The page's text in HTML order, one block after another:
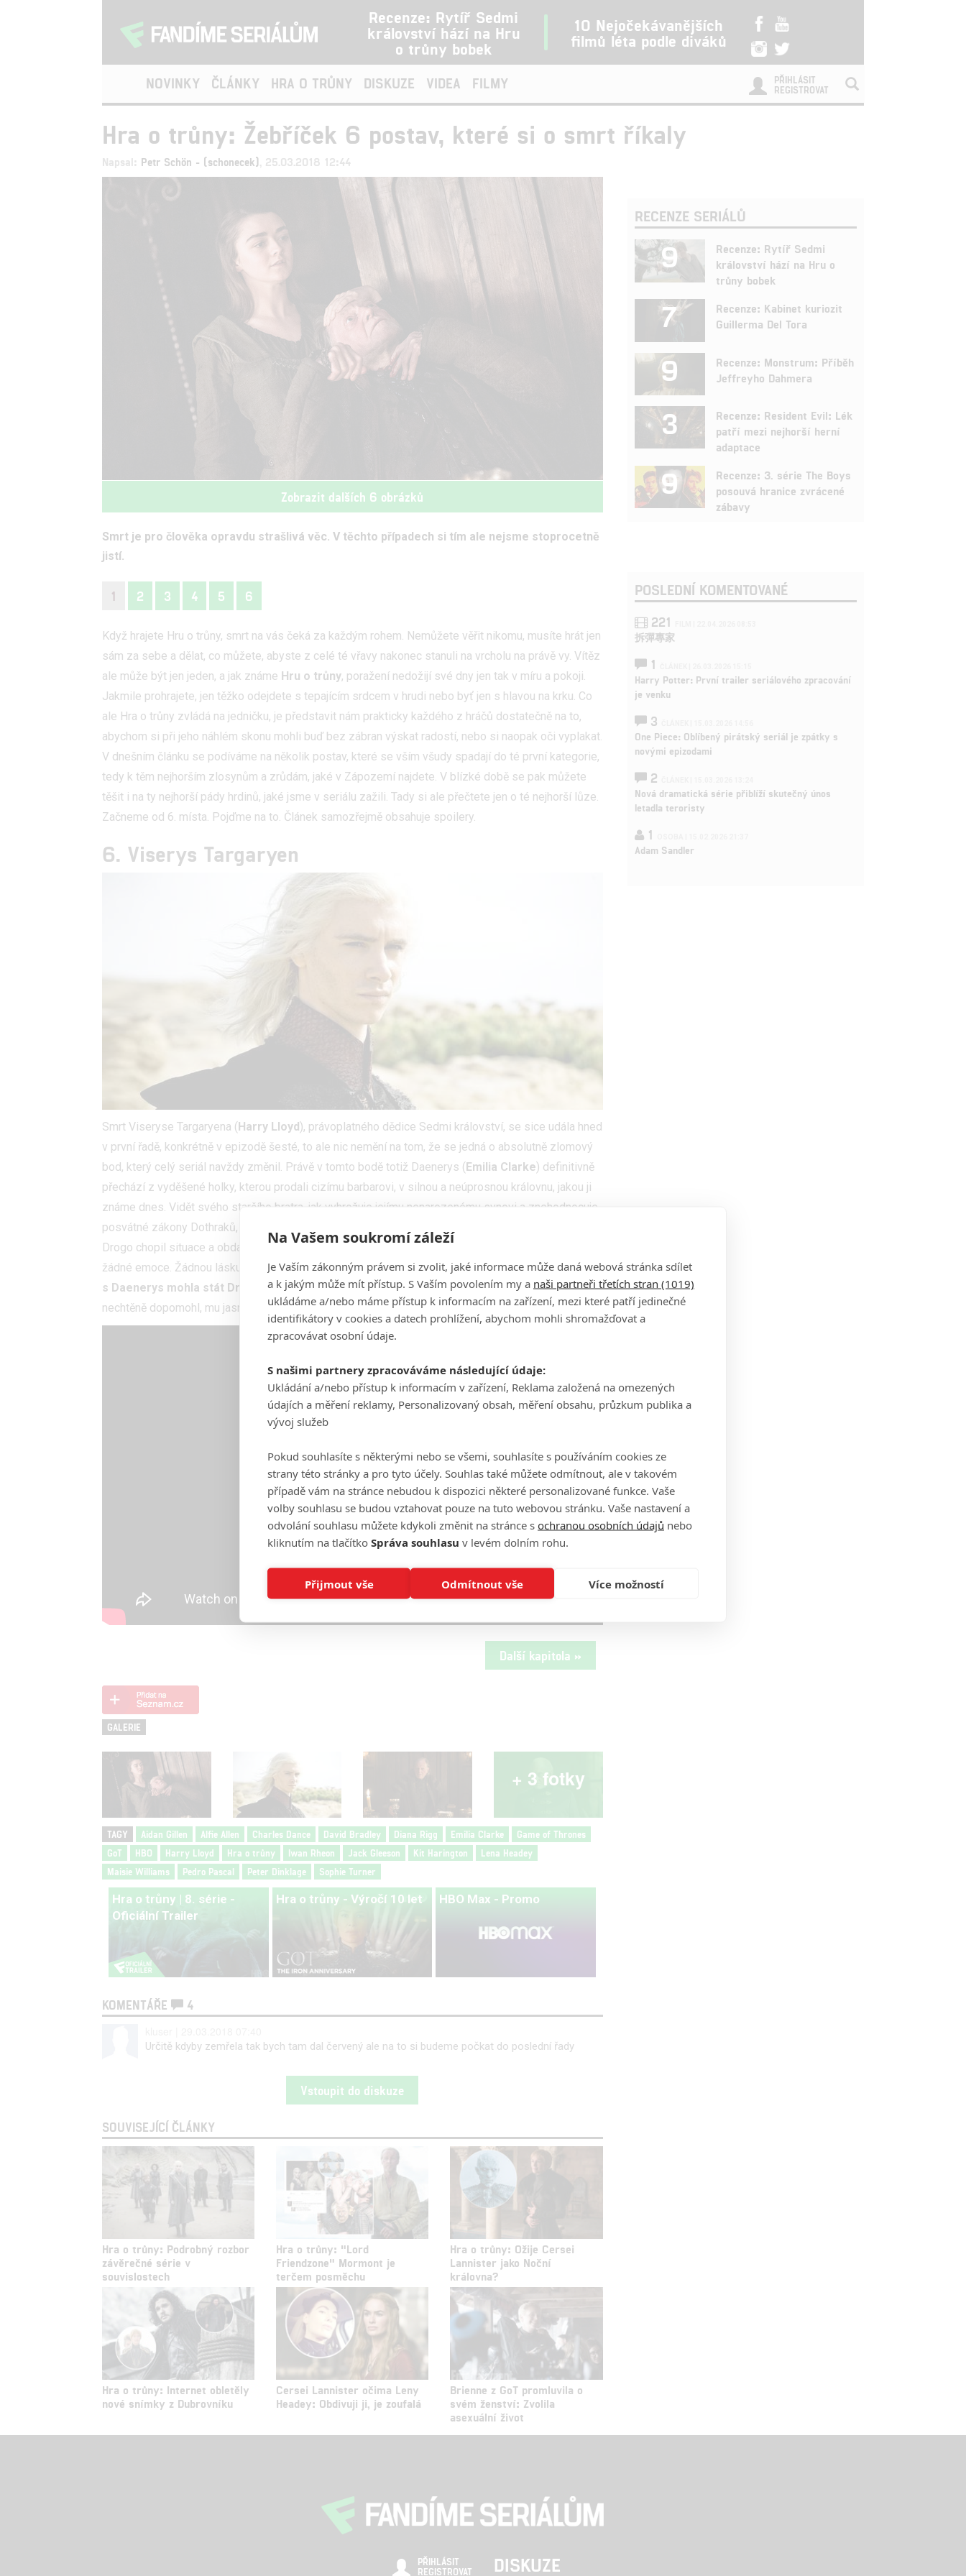
Recenze: Rytíř Sedmi
království hází na Hru
o trůny bobek
10 Nejočekávanějších
filmů léta podle diváků
NOVINKY ČLÁNKY HRA O TRŮNY DISKUZE VIDEA FILMY
PŘIHLÁSIT
REGISTROVAT
Hra o trůny: Žebříček 6 postav, které si o smrt říkaly
Napsal: Petr Schön - (schonecek) , 25.03.2018 12:44
Zobrazit dalších 6 obrázků
Smrt je pro člověka opravdu strašlivá věc. V těchto případech si tím ale nejsme stoprocetně
jistí.
1 2 3 4 5 6
Když hrajete Hru o trůny, smrt na vás čeká za každým rohem. Nemůžete věřit nikomu, musíte hrát jen
sám za sebe a dělat, co můžete, abyste z celé té vřavy nakonec stanuli na vrcholu na právě vy. Vítěz
ale může být jen jeden, a jak známe Hru o trůny, poražení nedožijí své dny jen tak v míru a pokoji.
Jakmile prohrajete, jen těžko odejdete s tepajícím srdcem v hrudi nebo byť jen s hlavou na krku. Co
ale Hra o trůny zvládá na jedničku, je představit nám prakticky každého z hráčů dostatečně na to,
abychom si při jeho náhlém skonu mohli buď bez zábran výskat radostí, nebo si naopak oči vyplakat.
V dnešním článku se podíváme na několik postav, které se vším všudy spadají do té první kategorie,
tedy k těm nejhorším zlosynům a zrůdám, jaké v Zápozemí najdete. V blízké době se pak můžete
těšit i na ty nejhorší pády hrdinů, jaké jsme v seriálu zažili. Tady si ale přečtete jen o té nejhorší lůze.
Začneme od 6. místa. Pojďme na to. Článek samozřejmě obsahuje spoilery.
6. Viserys Targaryen
Smrt Viseryse Targaryena (Harry Lloyd), právoplatného dědice Sedmi království, se sice udála hned
v první řadě, konkrétně v epizodě šesté, to ale nic nemění na tom, že se jedná o absolutně zlomový
bod, který celý seriál navždy změnil. Právě v tomto bodě totiž Daenerys (Emilia Clarke) definitivně
přechází z vyděšené holky, kterou prodali cizímu barbarovi, v silnou a neúprosnou královnu, jakou ji
známe dnes. Vidět svého staršího bratra, jak vyhrožuje jejímu nenarozenému synovi a znehodnocuje
posvátné zákony Dothraků, zbavilo Daenerys veškerých iluzí, a když se následně její manžel Khal
Drogo chopil situace a obdařil Viseryse jeho slíbenou zlatou korunou, necítila už ke svému bratrovi
žádné emoce. Žádnou lásku, žádný strach, nic.Tehdy byly položeny základy k tomu, aby se
s Daenerys mohla stát Dračí královnou. A už jen to, že jí k tomu šílený a krutý Viserys prakticky
nechtěně dopomohl, mu jasně zajistilo šesté místo.
Další kapitola »
GALERIE
+ 3 fotky
TAGY Aidan Gillen Alfie Allen Charles Dance David Bradley Diana Rigg Emilia Clarke
Game of Thrones
GoT
HBO Harry Lloyd Hra o trůny Iwan Rheon Jack Gleeson Kit Harington
Lena Headey
Maisie Williams
Pedro Pascal Peter Dinklage Sophie Turner
Hra o trůny | 8. série -
Oficiální Trailer
Hra o trůny - Výročí 10 let HBO Max - Promo
KOMENTÁŘE
4
Určitě kdyby zemřela tak bych tam dal červený ale na to si budeme počkat do poslední řady
Vstoupit do diskuze
SOUVISEJÍCÍ ČLÁNKY
Hra o trůny: Podrobný rozbor
závěrečné série v
souvislostech
Hra o trůny: "Lord
Friendzone" Mormont je
terčem posměchu
Hra o trůny: Ožije Cersei
Lannister jako Noční
královna?
Hra o trůny: Internet obletěly
nové snímky z Dubrovníku
Cersei Lannister očima Leny
Headey: Obdivuji ji, je zoufalá
Brienne z GoT promluvila o
svém ženství: Zvolila
asexuální život
RECENZE SERIÁLŮ
9
Recenze: Rytíř Sedmi
království hází na Hru o
trůny bobek
7
Recenze: Kabinet kuriozit
Guillerma Del Tora
9
Recenze: Monstrum: Příběh
Jeffreyho Dahmera
3
Recenze: Resident Evil: Lék
patří mezi nejhorší herní
adaptace
9
Recenze: 3. série The Boys
posouvá hranice zvrácené
zábavy
POSLEDNÍ KOMENTOVANÉ
221
拆彈專家
1
Harry Potter: První trailer seriálového zpracování
je venku
3
One Piece: Oblíbený pirátský seriál je zpátky s
novými epizodami
2
Nová dramatická série přiblíží skutečný únos
letadla teroristy
1
Adam Sandler
PŘIHLÁSIT
REGISTROVAT
DISKUZE
Na Vašem soukromí záleží
Je Vaším zákonným právem si zvolit, jaké informace může daná webová stránka sdílet
a k jakým může mít přístup. S Vaším povolením my a naši partneři třetích stran (1019)
ukládáme a/nebo máme přístup k informacím na zařízení, mezi které patří jedinečné
identifikátory v cookies a datech prohlížení, abychom mohli shromažďovat a
zpracovávat osobní údaje.
S našimi partnery zpracováváme následující údaje:
Ukládání a/nebo přístup k informacím v zařízení, Reklama založená na omezených
údajích a měření reklamy, Personalizovaný obsah, měření obsahu, průzkum publika a
vývoj služeb
Pokud souhlasíte s některými nebo se všemi, souhlasíte s používáním cookies ze
strany této stránky a pro tyto účely. Souhlas také můžete odmítnout, ale v takovém
případě vám na stránce nebudou k dispozici některé personalizované funkce. Vaše
volby souhlasu se budou vztahovat pouze na tuto webovou stránku. Vaše nastavení a
odvolání souhlasu můžete kdykoli změnit na stránce s ochranou osobních údajů nebo
kliknutím na tlačítko Správa souhlasu v levém dolním rohu.
Přijmout vše Odmítnout vše Více možností